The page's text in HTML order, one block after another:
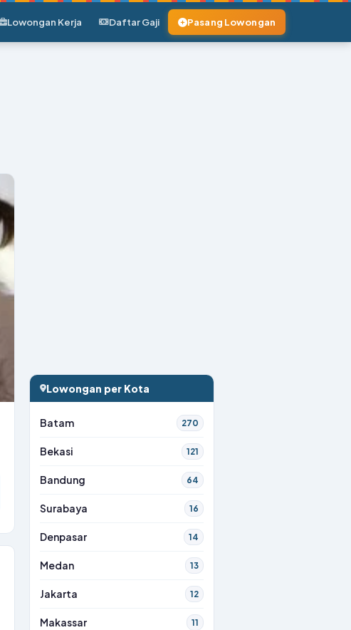
Lowongan Kerja Daftar Gaji Pasang Lowongan
Lowongan per Kota
Batam 270
Bekasi 121
Bandung 64
Surabaya 16
Denpasar 14
Medan 13
Jakarta 12
Makassar 11